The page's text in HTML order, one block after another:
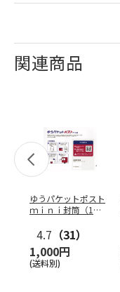
関連商品
ゆうパケットポスト
ｍｉｎｉ封筒（1個
4.7 （31）
1,000円
(送料別)